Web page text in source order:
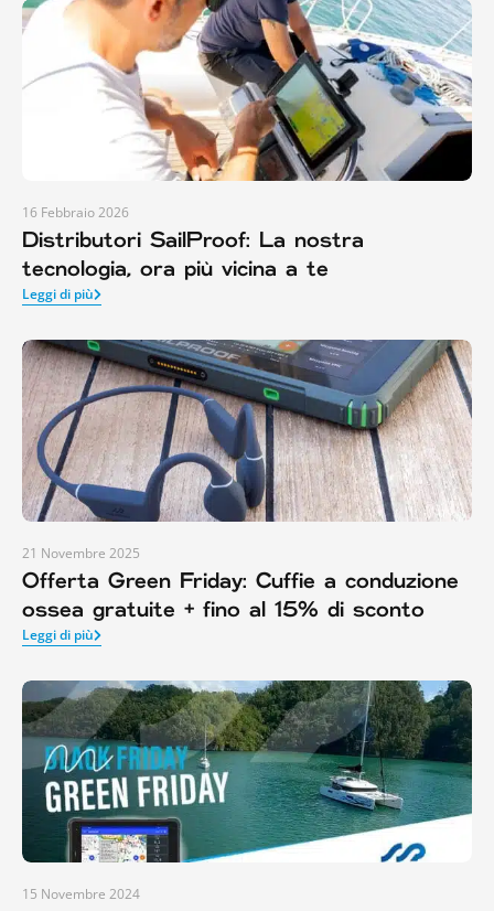
16 Febbraio 2026
Distributori SailProof: La nostra
tecnologia, ora più vicina a te
Leggi di più
21 Novembre 2025
Offerta Green Friday: Cuffie a conduzione
ossea gratuite + fino al 15% di sconto
Leggi di più
15 Novembre 2024